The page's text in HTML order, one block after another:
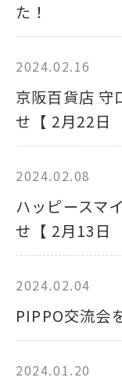
た！
2024.02.16
京阪百貨店 守
せ【 2月22日
2024.02.08
ハッピースマ
せ【 2月13日
2024.02.04
PIPPO交流会
2024.01.20